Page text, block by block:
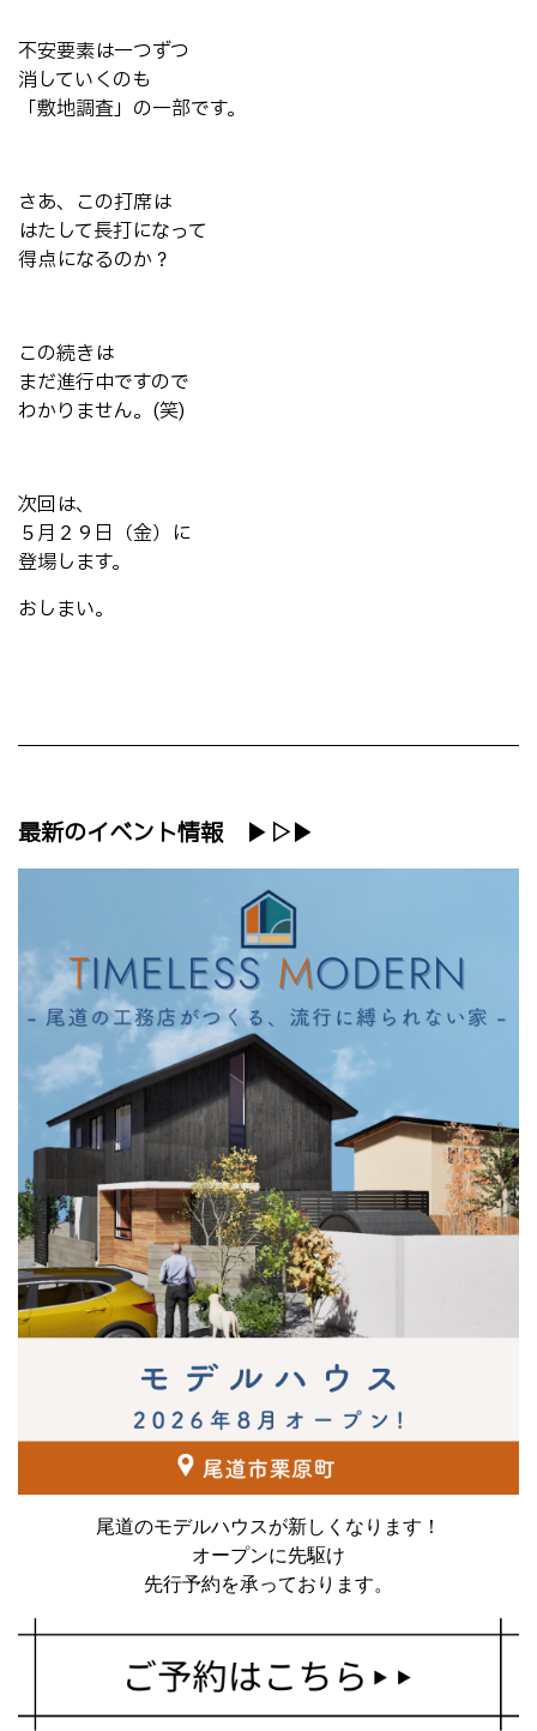
不安要素は一つずつ
消していくのも
「敷地調査」の一部です。
さあ、この打席は
はたして長打になって
得点になるのか？
この続きは
まだ進行中ですので
わかりません。(笑)
次回は、
５月２９日（金）に
登場します。
おしまい。
最新のイベント情報 ▶▷▶
尾道のモデルハウスが新しくなります！
オープンに先駆け
先行予約を承っております。